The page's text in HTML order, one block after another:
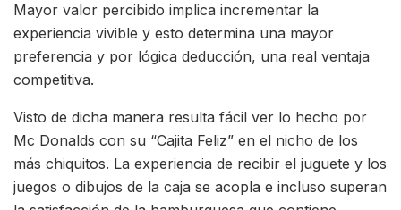
Mayor valor percibido implica incrementar la
experiencia vivible y esto determina una mayor
preferencia y por lógica deducción, una real ventaja
competitiva.
Visto de dicha manera resulta fácil ver lo hecho por
Mc Donalds con su “Cajita Feliz” en el nicho de los
más chiquitos. La experiencia de recibir el juguete y los
juegos o dibujos de la caja se acopla e incluso superan